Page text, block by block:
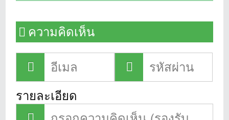
ความคิดเห็น
รายละเอียด